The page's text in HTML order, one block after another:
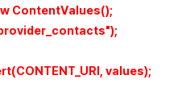
ContentValues();
values);